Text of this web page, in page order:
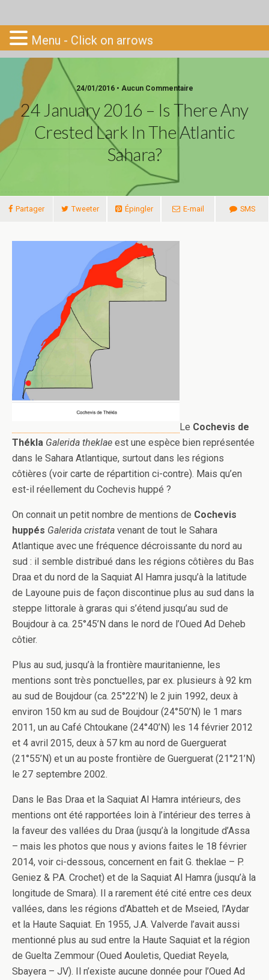
Go-South
24/01/2016 • Aucun Commentaire
24 January 2016 – Is There Any
Crested Lark In The Atlantic
Sahara?
Partager Tweeter Épingler E-mail SMS
Le Cochevis de
Thékla Galerida theklae est une espèce bien représentée
dans le Sahara Atlantique, surtout dans les régions
côtières (voir carte de répartition ci-contre). Mais qu’en
est-il réellement du Cochevis huppé ?
On connait un petit nombre de mentions de Cochevis
huppés Galerida cristata venant de tout le Sahara
Atlantique avec une fréquence décroissante du nord au
sud : il semble distribué dans les régions côtières du Bas
Draa et du nord de la Saquiat Al Hamra jusqu’à la latitude
de Layoune puis de façon discontinue plus au sud dans la
steppe littorale à graras qui s’étend jusqu’au sud de
Boujdour à ca. 25°45’N dans le nord de l’Oued Ad Deheb
côtier.
Plus au sud, jusqu’à la frontière mauritanienne, les
mentions sont très ponctuelles, par ex. plusieurs à 92 km
au sud de Boujdour (ca. 25°22’N) le 2 juin 1992, deux à
environ 150 km au sud de Boujdour (24°50’N) le 1 mars
2011, un au Café Chtoukane (24°40’N) les 14 février 2012
et 4 avril 2015, deux à 57 km au nord de Guerguerat
(21°55’N) et un au poste frontière de Guerguerat (21°21’N)
le 27 septembre 2002.
Dans le Bas Draa et la Saquiat Al Hamra intérieurs, des
mentions ont été rapportées loin à l’intérieur des terres à
la faveur des vallées du Draa (jusqu’à la longitude d’Assa
– mais les photos que nous y avions faites le 18 février
2014, voir ci-dessous, concernent en fait G. theklae – P.
Geniez & P.A. Crochet) et de la Saquiat Al Hamra (jusqu’à la
longitude de Smara). Il a rarement été cité entre ces deux
vallées, dans les régions d’Abatteh et de Mseied, l’Aydar
et la Haute Saquiat. En 1955, J.A. Valverde l’avait aussi
mentionné plus au sud entre la Haute Saquiat et la région
de Guelta Zemmour (Oued Aouletis, Quediat Reyela,
Sbayera – JV). Il n’existe aucune donnée pour l’Oued Ad
Menu - Click on arrows